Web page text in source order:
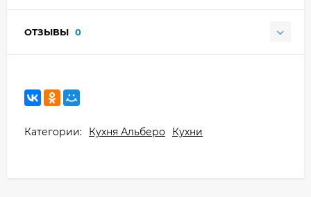
ОТЗЫВЫ 0
Категории: Кухня Альберо Кухни